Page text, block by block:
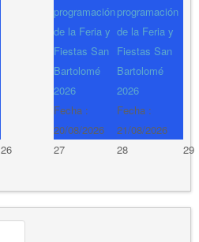
programación
de la Feria y
Fiestas San
Bartolomé
2026
Fecha :
20/08/2026
programación
de la Feria y
Fiestas San
Bartolomé
2026
Fecha :
21/08/2026
26 27 28
29